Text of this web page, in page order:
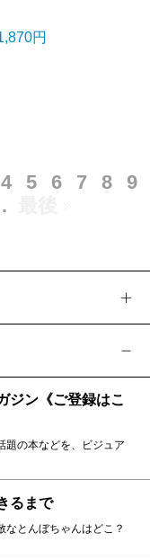
円
4 5 6 7 8
9
ジン《ご登録はこ
題の本などを、ビジュア
るまで
なとんぼちゃんはどこ？